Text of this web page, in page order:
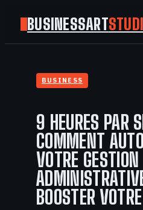
BUSINESSART
TECH
BUSINESS
9 HEURES PAR
COMMENT
VOTRE GESTION
BOOSTER